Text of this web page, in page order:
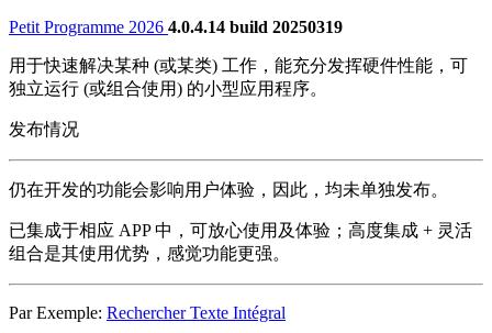
Petit Programme 2026 4.0.4.14 build 20250319
用于快速解决某种 (或某类) 工作，能充分发挥硬件性能，可
独立运行 (或组合使用) 的小型应用程序。
发布情况
仍在开发的功能会影响用户体验，因此，均未单独发布。
已集成于相应 APP 中，可放心使用及体验；高度集成 + 灵活
组合是其使用优势，感觉功能更强。
Par Exemple: Rechercher Texte Intégral